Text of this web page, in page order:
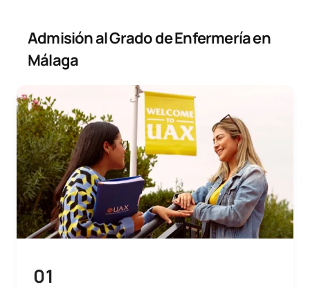
Admisión al Grado de Enfermería en
Málaga
01